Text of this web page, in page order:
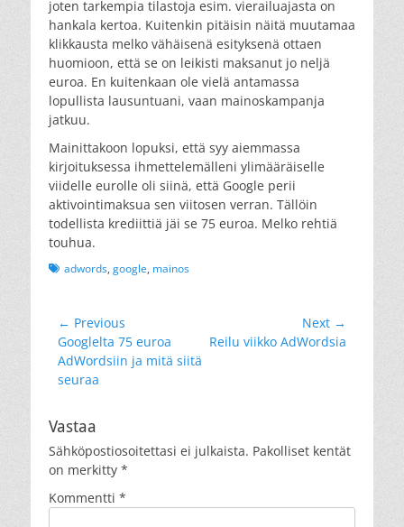
joten tarkempia tilastoja esim. vierailuajasta on
hankala kertoa. Kuitenkin pitäisin näitä muutamaa
klikkausta melko vähäisenä esityksenä ottaen
huomioon, että se on leikisti maksanut jo neljä
euroa. En kuitenkaan ole vielä antamassa
lopullista lausuntuani, vaan mainoskampanja
jatkuu.
Mainittakoon lopuksi, että syy aiemmassa
kirjoituksessa ihmettelemälleni ylimääräiselle
viidelle eurolle oli siinä, että Google perii
aktivointimaksua sen viitosen verran. Tällöin
todellista krediittiä jäi se 75 euroa. Melko rehtiä
touhua.
Tagsadwords, google, mainos
Artikkelien
selaus
← Previous
Previous
post:
Googlelta 75 euroa
AdWordsiin ja mitä siitä
seuraa
Next →
Next
Reilu viikko AdWordsia
Vastaa
Sähköpostiosoitettasi ei julkaista. Pakolliset kentät
on merkitty *
Kommentti *